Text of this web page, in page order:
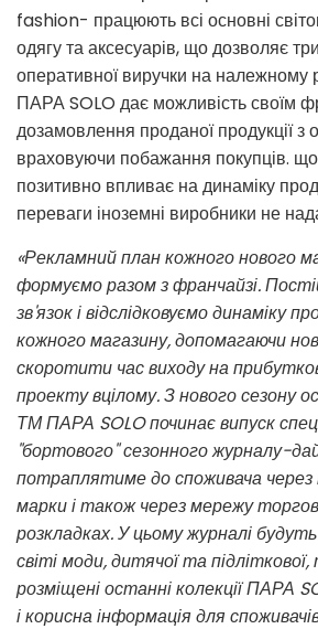
fashion- працюють всі основні
одягу та аксесуарів, що дозволяє
оперативної виручки на належному
ПАРА SOLO дає можливість своїм
дозамовлення проданої продукції з
враховуючи побажання покупців.
позитивно впливає на динаміку
переваги іноземні виробники не
«Рекламний план кожного нового
формуємо разом з франчайзі.
зв'язок і відслідковуємо динаміку
кожного магазину, допомагаючи
скоротити час виходу на
проекту вцілому. З нового сезону
ТМ ПАРА SOLO починає випуск
"бортового" сезонного журналу-
потраплятиме до споживача через
марки і також через мережу
розкладках. У цьому журналі будуть
світі моди, дитячої та
розміщені останні колекції ПАРА
і корисна інформація для